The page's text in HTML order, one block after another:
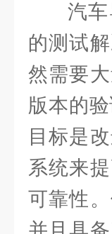
汽
的测试
然需要
版本的
目标是
系统来
可靠性